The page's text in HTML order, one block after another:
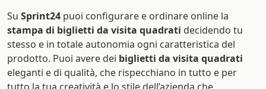
Su Sprint24 puoi configurare e ordinare online la
stampa di biglietti da visita quadrati decidendo tu
stesso e in totale autonomia ogni caratteristica del
prodotto. Puoi avere dei biglietti da visita quadrati
eleganti e di qualità, che rispecchiano in tutto e per